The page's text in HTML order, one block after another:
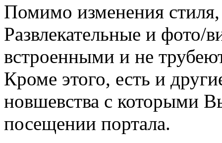
Помимо изменения
Развлекательные и фото/
встроенными и не
Кроме этого, есть и
новшевства с которыми
посещении портала.